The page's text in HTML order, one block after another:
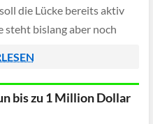
die Lücke bereits aktiv
steht bislang aber noch
bis zu 1 Million Dollar